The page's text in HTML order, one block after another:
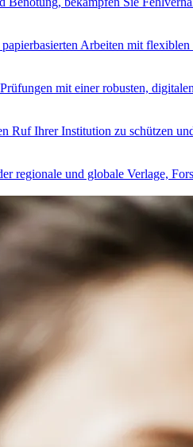
papierbasierten Arbeiten mit
mit einer robusten,
Ruf Ihrer Institution zu schützen
regionale und globale Verlage,